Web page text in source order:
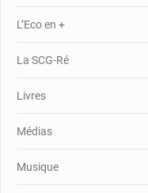
L’Eco en +
La SCG-Ré
Livres
Médias
Musique